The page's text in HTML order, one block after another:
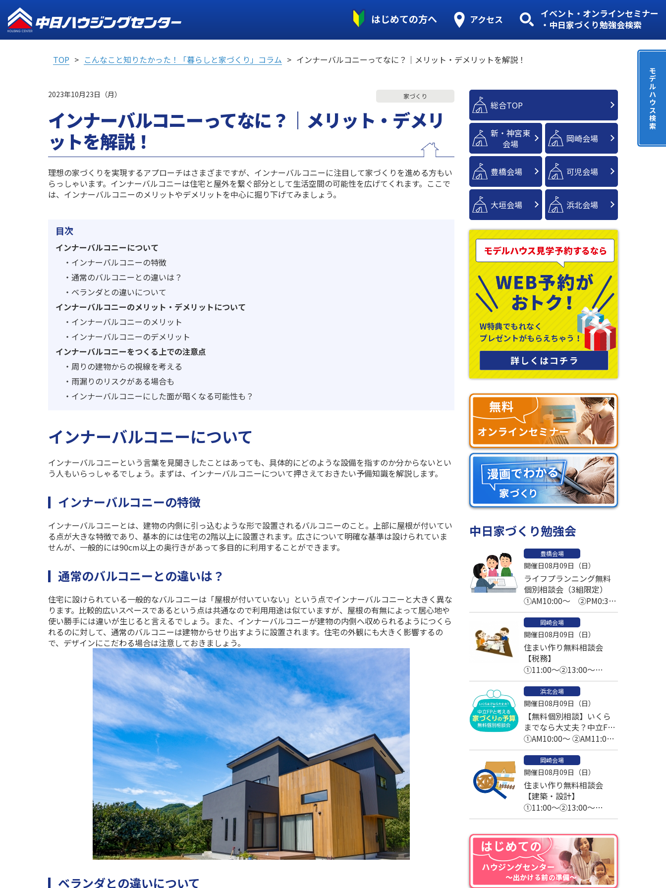
はじめての方へ アクセス
イベント・オンラインセミナー
・中日家づくり勉強会検索
TOP こんなこと知りたかった！「暮らしと家づくり」コラム インナーバルコニーってなに？｜メリット・デメリットを解説！
2023年10月23日（月） 家づくり
インナーバルコニーってなに？｜メリット・デメリ
ットを解説！
理想の家づくりを実現するアプローチはさまざまですが、インナーバルコニーに注目して家づくりを進める方もい
らっしゃいます。インナーバルコニーは住宅と屋外を繋ぐ部分として生活空間の可能性を広げてくれます。ここで
は、インナーバルコニーのメリットやデメリットを中心に掘り下げてみましょう。
目次
インナーバルコニーについて
・ インナーバルコニーの特徴
・ 通常のバルコニーとの違いは？
・ ベランダとの違いについて
インナーバルコニーのメリット・デメリットについて
・ インナーバルコニーのメリット
・ インナーバルコニーのデメリット
インナーバルコニーをつくる上での注意点
・ 周りの建物からの視線を考える
・ 雨漏りのリスクがある場合も
・ インナーバルコニーにした面が暗くなる可能性も？
インナーバルコニーについて
インナーバルコニーという言葉を見聞きしたことはあっても、具体的にどのような設備を指すのか分からないとい
う人もいらっしゃるでしょう。まずは、インナーバルコニーについて押さえておきたい予備知識を解説します。
インナーバルコニーの特徴
インナーバルコニーとは、建物の内側に引っ込むような形で設置されるバルコニーのこと。上部に屋根が付いてい
る点が大きな特徴であり、基本的には住宅の2階以上に設置されます。広さについて明確な基準は設けられていま
せんが、一般的には90cm以上の奥行きがあって多目的に利用することができます。
通常のバルコニーとの違いは？
住宅に設けられている一般的なバルコニーは「屋根が付いていない」という点でインナーバルコニーと大きく異な
ります。比較的広いスペースであるという点は共通なので利用用途は似ていますが、屋根の有無によって居心地や
使い勝手には違いが生じると言えるでしょう。また、インナーバルコニーが建物の内側へ収められるようにつくら
れるのに対して、通常のバルコニーは建物からせり出すように設置されます。住宅の外観にも大きく影響するの
で、デザインにこだわる場合は注意しておきましょう。
ベランダとの違いについて
総合TOP
新・神宮東
会場
岡崎会場
豊橋会場 可児会場
大垣会場 浜北会場
中日家づくり勉強会
豊橋会場
開催日08月09日（日）
ライフプランニング無料
個別相談会（3組限定）
①AM10:00～ ②PM0:30
～ ③PM2:30～
岡崎会場
開催日08月09日（日）
住まい作り無料相談会
【税務】
①11:00～②13:00～
③14:00～④15:00～
浜北会場
開催日08月09日（日）
【無料個別相談】いくら
までなら大丈夫？中立FP
と考える家づくりの予算
①AM10:00～ ②AM11:00
～
岡崎会場
開催日08月09日（日）
住まい作り無料相談会
【建築・設計】
①11:00～②13:00～
③14:00～④15:00～
モ
デ
ル
ハ
ウ
ス
検
索